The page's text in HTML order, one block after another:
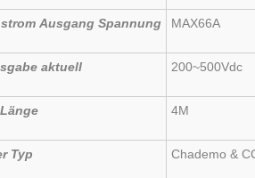
Ausgang Spannung MAX66A
aktuell 200~500Vdc
Länge 4M
Typ Chademo &